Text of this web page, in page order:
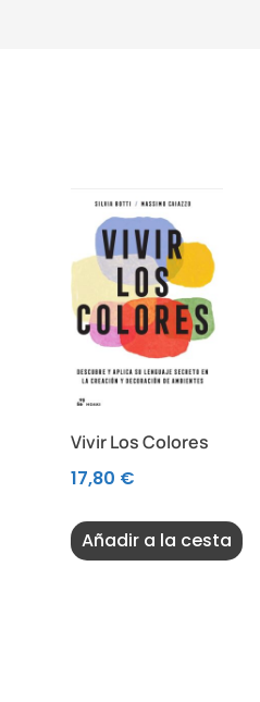
Vivir Los Colores
17,80 €
Añadir a la cesta